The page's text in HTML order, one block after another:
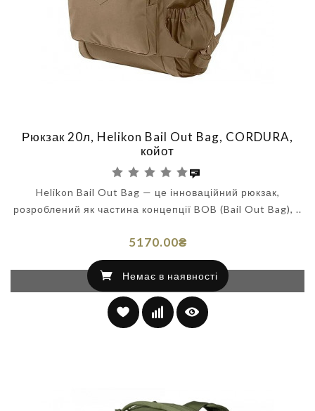
Немає в наявності
Рюкзак 20л, Helikon Bail Out Bag, CORDURA,
койот
Helikon Bail Out Bag — це інноваційний рюкзак,
розроблений як частина концепції BOB (Bail Out Bag), ..
5170.00₴
Немає в наявності